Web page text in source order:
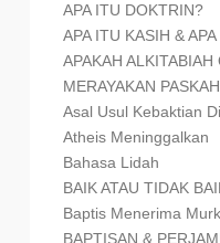
APA ITU DOKTRIN?
APA ITU KASIH &
APAKAH
MERAYAKAN
Asal Usul Kebaktian
Atheis Meninggalkan
Bahasa Lidah
BAIK ATAU TIDAK
Baptis Menerima
BAPTISAN &